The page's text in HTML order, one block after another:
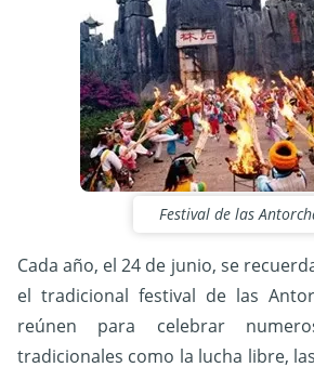
Festival de las
Cada año, el 24 de junio, se
el tradicional festival de las
reúnen para celebrar
tradicionales como la lucha libre,